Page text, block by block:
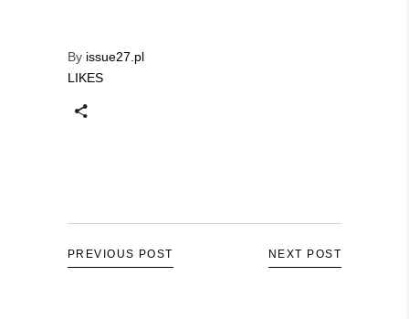
By issue27.pl
LIKES
PREVIOUS POST NEXT POST